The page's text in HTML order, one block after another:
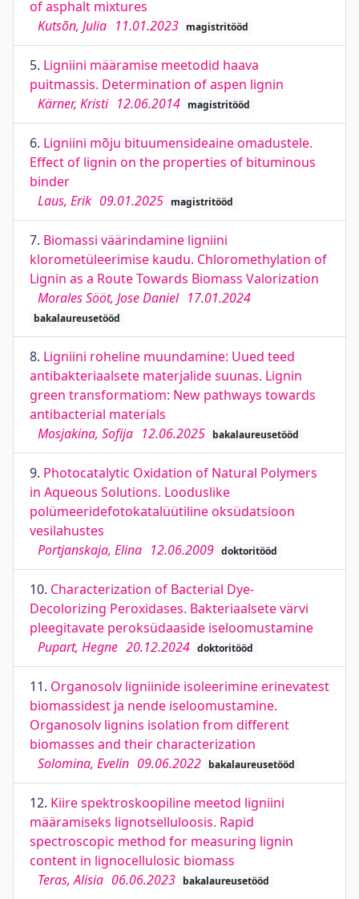
of asphalt mixtures
Kutsõn, Julia 11.01.2023 magistritööd
5. Ligniini määramise meetodid haava
puitmassis. Determination of aspen lignin
Kärner, Kristi 12.06.2014 magistritööd
6. Ligniini mõju bituumensideaine omadustele.
Effect of lignin on the properties of bituminous
binder
Laus, Erik 09.01.2025 magistritööd
7. Biomassi väärindamine ligniini
klorometüleerimise kaudu. Chloromethylation of
Lignin as a Route Towards Biomass Valorization
Morales Sööt, Jose Daniel 17.01.2024
bakalaureusetööd
8. Ligniini roheline muundamine: Uued teed
antibakteriaalsete materjalide suunas. Lignin
green transformatiom: New pathways towards
antibacterial materials
Mosjakina, Sofija 12.06.2025 bakalaureusetööd
9. Photocatalytic Oxidation of Natural Polymers
in Aqueous Solutions. Looduslike
polümeeridefotokatalüütiline oksüdatsioon
vesilahustes
Portjanskaja, Elina 12.06.2009 doktoritööd
10. Characterization of Bacterial Dye-
Decolorizing Peroxidases. Bakteriaalsete värvi
pleegitavate peroksüdaaside iseloomustamine
Pupart, Hegne 20.12.2024 doktoritööd
11. Organosolv ligniinide isoleerimine erinevatest
biomassidest ja nende iseloomustamine.
Organosolv lignins isolation from different
biomasses and their characterization
Solomina, Evelin 09.06.2022 bakalaureusetööd
12. Kiire spektroskoopiline meetod ligniini
määramiseks lignotselluloosis. Rapid
spectroscopic method for measuring lignin
content in lignocellulosic biomass
Teras, Alisia 06.06.2023 bakalaureusetööd